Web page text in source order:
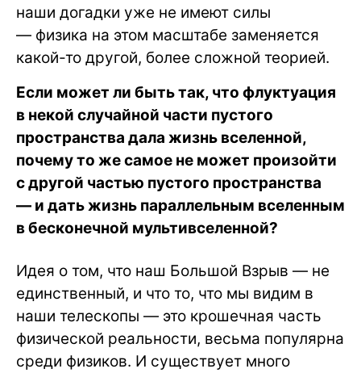
наши догадки уже не имеют силы
— физика на этом масштабе заменяется
какой-то другой, более сложной теорией.
Если может ли быть так, что флуктуация
в некой случайной части пустого
пространства дала жизнь вселенной,
почему то же самое не может произойти
с другой частью пустого пространства
— и дать жизнь параллельным вселенным
в бесконечной мультивселенной?
Идея о том, что наш Большой Взрыв — не
единственный, и что то, что мы видим в
наши телескопы — это крошечная часть
физической реальности, весьма популярна
среди физиков. И существует много